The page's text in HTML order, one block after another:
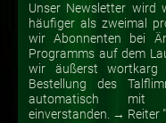
Unser Newsletter wird
häufiger als zweimal
wir Abonnenten bei
Programms auf dem
wir äußerst wortkarg
Bestellung des
automatisch mit
einverstanden. → Reiter